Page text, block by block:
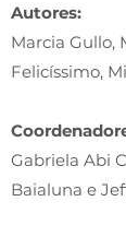
Autores:
Marcia Gullo,
Felicíssimo,
Gabriela Abi
Baialuna e